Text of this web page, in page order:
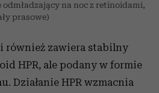
na noc z retinoidami,
prasowe)
również zawiera stabilny
HPR, ale podany w formie
Działanie HPR wzmacnia